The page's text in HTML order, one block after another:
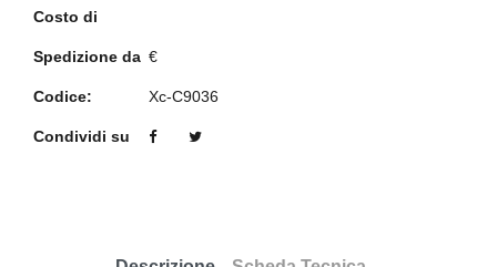
Costo di
Spedizione da €
Codice: Xc-C9036
Condividi su